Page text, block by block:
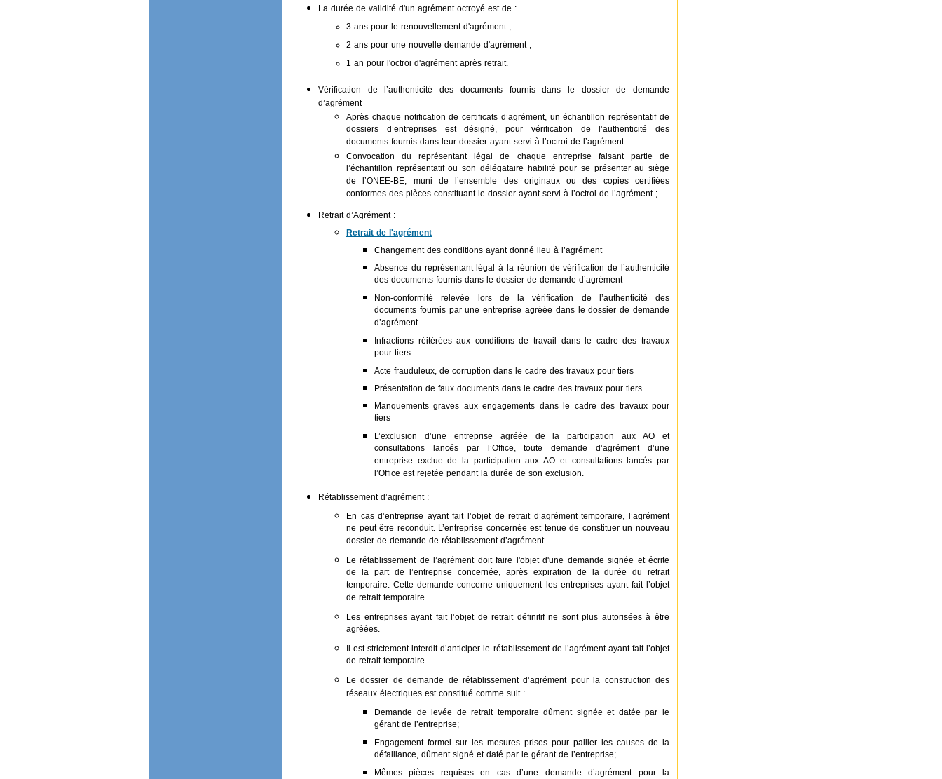
La durée de validité d'un agrément octroyé est de :
3 ans pour le renouvellement d'agrément ;
2 ans pour une nouvelle demande d'agrément ;
1 an pour l'octroi d'agrément après retrait.
Vérification de l’authenticité des documents fournis dans le dossier de demande
d’agrément
Après chaque notification de certificats d’agrément, un échantillon représentatif de
dossiers d’entreprises est désigné, pour vérification de l’authenticité des
documents fournis dans leur dossier ayant servi à l’octroi de l’agrément.
Convocation du représentant légal de chaque entreprise faisant partie de
l’échantillon représentatif ou son délégataire habilité pour se présenter au siège
de l’ONEE-BE, muni de l’ensemble des originaux ou des copies certifiées
conformes des pièces constituant le dossier ayant servi à l’octroi de l’agrément ;
Retrait d’Agrément :
Retrait de l'agrément
Changement des conditions ayant donné lieu à l’agrément
Absence du représentant légal à la réunion de vérification de l’authenticité
des documents fournis dans le dossier de demande d’agrément
Non-conformité relevée lors de la vérification de l’authenticité des
documents fournis par une entreprise agréée dans le dossier de demande
d’agrément
Infractions réitérées aux conditions de travail dans le cadre des travaux
pour tiers
Acte frauduleux, de corruption dans le cadre des travaux pour tiers
Présentation de faux documents dans le cadre des travaux pour tiers
Manquements graves aux engagements dans le cadre des travaux pour
tiers
L’exclusion d’une entreprise agréée de la participation aux AO et
consultations lancés par l’Office, toute demande d’agrément d’une
entreprise exclue de la participation aux AO et consultations lancés par
l’Office est rejetée pendant la durée de son exclusion.
Rétablissement d’agrément :
En cas d’entreprise ayant fait l’objet de retrait d’agrément temporaire, l’agrément
ne peut être reconduit. L’entreprise concernée est tenue de constituer un nouveau
dossier de demande de rétablissement d’agrément.
Le rétablissement de l’agrément doit faire l'objet d'une demande signée et écrite
de la part de l’entreprise concernée, après expiration de la durée du retrait
temporaire. Cette demande concerne uniquement les entreprises ayant fait l’objet
de retrait temporaire.
Les entreprises ayant fait l’objet de retrait définitif ne sont plus autorisées à être
agréées.
Il est strictement interdit d’anticiper le rétablissement de l’agrément ayant fait l’objet
de retrait temporaire.
Le dossier de demande de rétablissement d’agrément pour la construction des
réseaux électriques est constitué comme suit :
Demande de levée de retrait temporaire dûment signée et datée par le
gérant de l’entreprise;
Engagement formel sur les mesures prises pour pallier les causes de la
défaillance, dûment signé et daté par le gérant de l’entreprise;
Mêmes pièces requises en cas d’une demande d’agrément pour la